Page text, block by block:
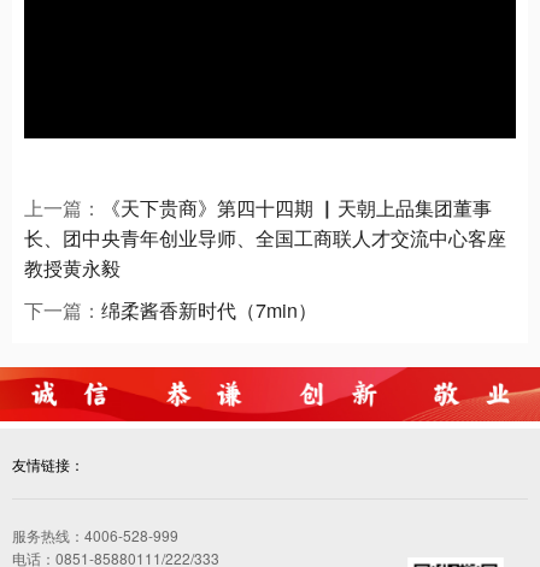
上一篇：
《天下贵商》第四十四期 ▏天朝上品集团董事
长、团中央青年创业导师、全国工商联人才交流中心客座
教授黄永毅
下一篇： 绵柔酱香新时代（7min）
友情链接：
服务热线：4006-528-999
电话：0851-85880111/222/333